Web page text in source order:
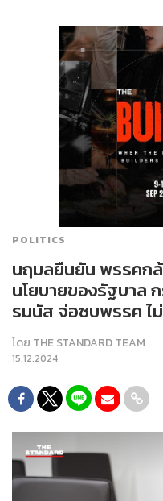
POLITICS
นฤมลยืนยัน พรรคก
นโยบายของรัฐบาล
รมนัส จ่อซบพรรค ไ
โดย THE STANDARD TEAM
15.12.2024